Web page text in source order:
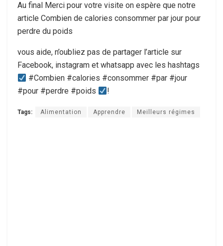
Au final Merci pour votre visite on espère que notre
article Combien de calories consommer par jour pour
perdre du poids
vous aide, n’oubliez pas de partager l’article sur
Facebook, instagram et whatsapp avec les hashtags
#Combien #calories #consommer #par #jour
#pour #perdre #poids
!
Tags: Alimentation Apprendre Meilleurs régimes